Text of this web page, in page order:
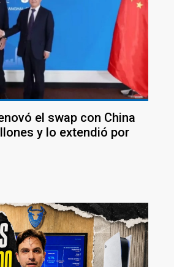
el swap con China
y lo extendió por